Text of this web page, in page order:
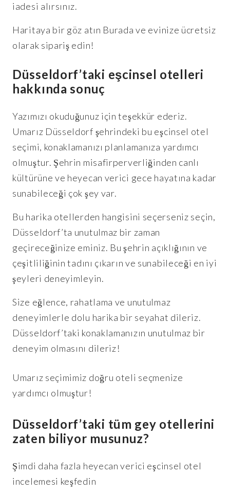
iadesi alırsınız.
Haritaya bir göz atın Burada ve evinize ücretsiz
olarak sipariş edin!
Düsseldorf’taki eşcinsel otelleri
hakkında sonuç
Yazımızı okuduğunuz için teşekkür ederiz.
Umarız Düsseldorf şehrindeki bu eşcinsel otel
seçimi, konaklamanızı planlamanıza yardımcı
olmuştur. Şehrin misafirperverliğinden canlı
kültürüne ve heyecan verici gece hayatına kadar
sunabileceği çok şey var.
Bu harika otellerden hangisini seçerseniz seçin,
Düsseldorf’ta unutulmaz bir zaman
geçireceğinize eminiz. Bu şehrin açıklığının ve
çeşitliliğinin tadını çıkarın ve sunabileceği en iyi
şeyleri deneyimleyin.
Size eğlence, rahatlama ve unutulmaz
deneyimlerle dolu harika bir seyahat dileriz.
Düsseldorf’taki konaklamanızın unutulmaz bir
deneyim olmasını dileriz!
Umarız seçimimiz doğru oteli seçmenize
yardımcı olmuştur!
Düsseldorf’taki tüm gey otellerini
zaten biliyor musunuz?
Şimdi daha fazla heyecan verici eşcinsel otel
incelemesi keşfedin